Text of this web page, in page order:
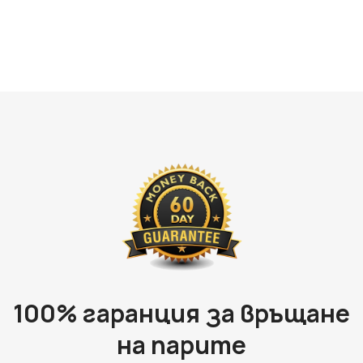
100% гаранция за връщане
на парите